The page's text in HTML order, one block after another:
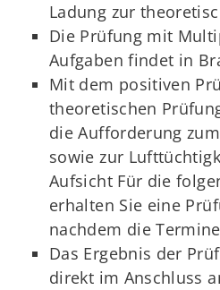
Ladung zur
Die Prüfung mit
Aufgaben findet in
Mit dem positiven
theoretischen
die Aufforderung
sowie zur
Aufsicht Für die
erhalten Sie eine
nachdem die
Das Ergebnis der
direkt im Anschluss